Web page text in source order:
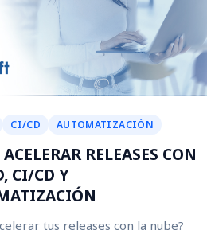
CI/CD AUTOMATIZACIÓN
RELEASES CON
CI/CD Y
tus releases con la nube?